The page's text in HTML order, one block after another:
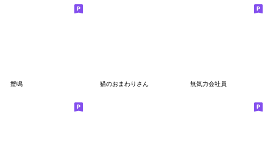
蟹鳴 猫のおまわりさん 無気力会社員